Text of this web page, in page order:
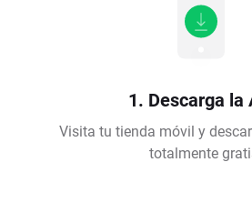
1. Descarga la
Visita tu tienda móvil y
totalmente